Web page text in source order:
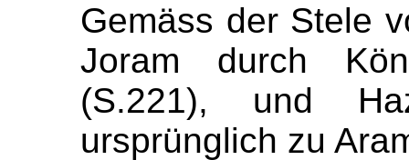
Gemäss der Stele
Joram durch
(S.221), und
ursprünglich zu